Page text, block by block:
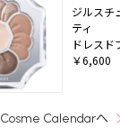
ジルスチ
ティ
ドレスド
￥6,600
Cosme Calendarへ